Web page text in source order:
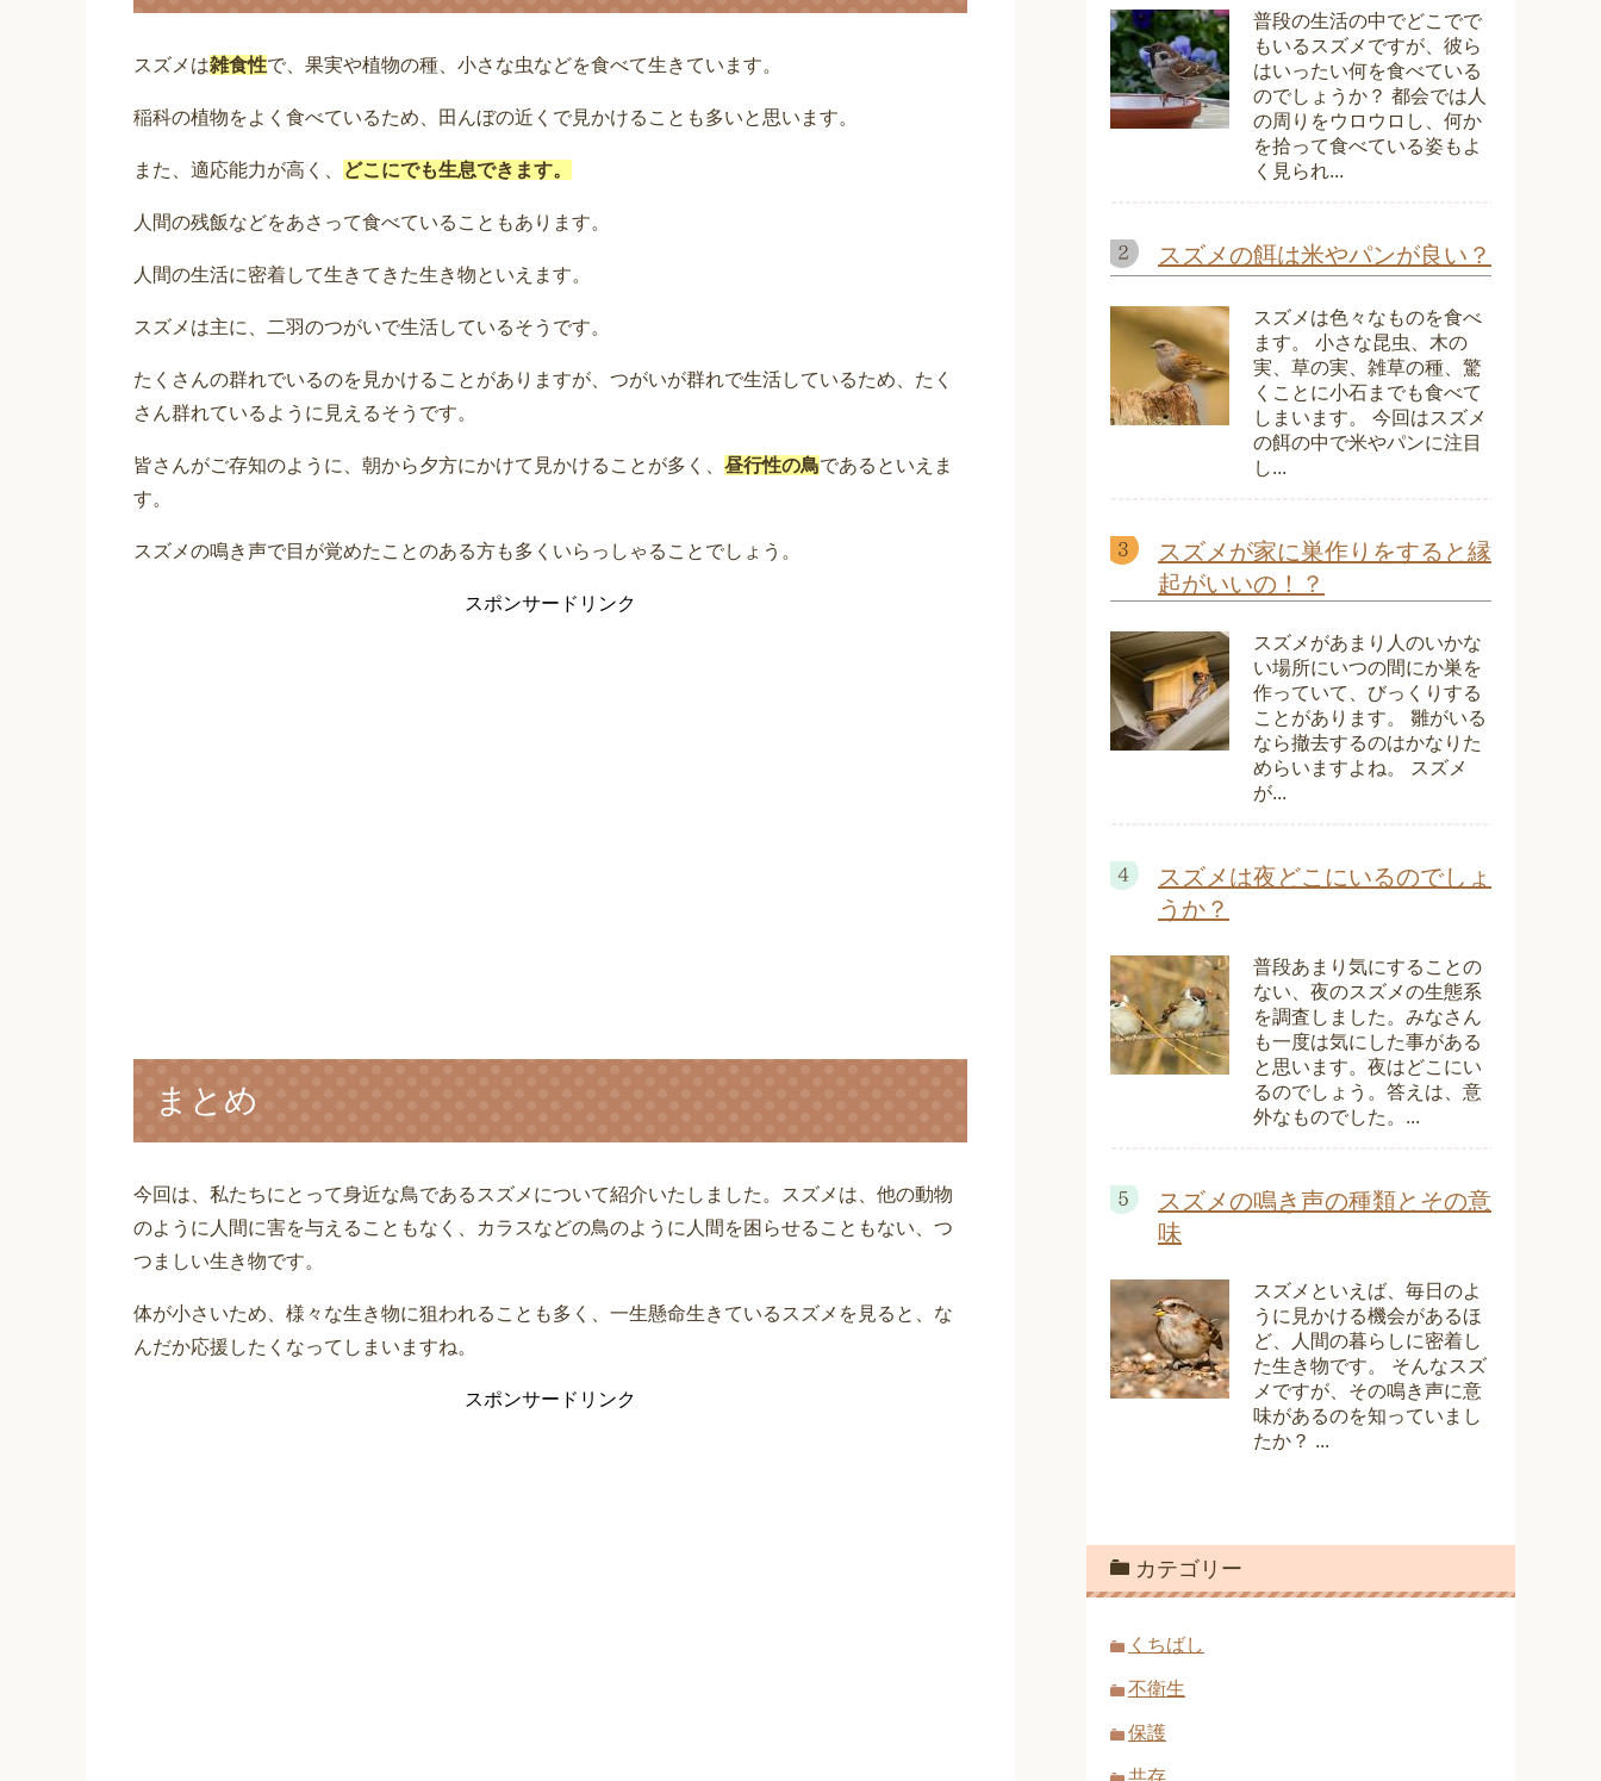
スズメは雑食性で、果実や植物の種、小さな虫などを食べて生きています。
稲科の植物をよく食べているため、田んぼの近くで見かけることも多いと思います。
また、適応能力が高く、 どこにでも生息できます。
人間の残飯などをあさって食べていることもあります。
人間の生活に密着して生きてきた生き物といえます。
スズメは主に、二羽のつがいで生活しているそうです。
たくさんの群れでいるのを見かけることがありますが、つがいが群れで生活しているため、たく
さん群れているように見えるそうです。
皆さんがご存知のように、朝から夕方にかけて見かけることが多く、 昼行性の鳥であるといえま
す。
スズメの鳴き声で目が覚めたことのある方も多くいらっしゃることでしょう。
スポンサードリンク
まとめ
今回は、私たちにとって身近な鳥であるスズメについて紹介いたしました。スズメは、他の動物
のように人間に害を与えることもなく、カラスなどの鳥のように人間を困らせることもない、つ
つましい生き物です。
体が小さいため、様々な生き物に狙われることも多く、一生懸命生きているスズメを見ると、な
んだか応援したくなってしまいますね。
スポンサードリンク
普段の生活の中でどこでで
もいるスズメですが、彼ら
はいったい何を食べている
のでしょうか？ 都会では人
の周りをウロウロし、何か
を拾って食べている姿もよ
く見られ...
スズメの餌は米やパンが良い？
スズメは色々なものを食べ
ます。 小さな昆虫、木の
実、草の実、雑草の種、驚
くことに小石までも食べて
しまいます。 今回はスズメ
の餌の中で米やパンに注目
し...
スズメが家に巣作りをすると縁
起がいいの！？
スズメがあまり人のいかな
い場所にいつの間にか巣を
作っていて、びっくりする
ことがあります。 雛がいる
なら撤去するのはかなりた
めらいますよね。 スズメ
が...
スズメは夜どこにいるのでしょ
うか？
普段あまり気にすることの
ない、夜のスズメの生態系
を調査しました。みなさん
も一度は気にした事がある
と思います。夜はどこにい
るのでしょう。答えは、意
外なものでした。...
スズメの鳴き声の種類とその意
味
スズメといえば、毎日のよ
うに見かける機会があるほ
ど、人間の暮らしに密着し
た生き物です。 そんなスズ
メですが、その鳴き声に意
味があるのを知っていまし
たか？ ...
カテゴリー
くちばし
不衛生
保護
共存